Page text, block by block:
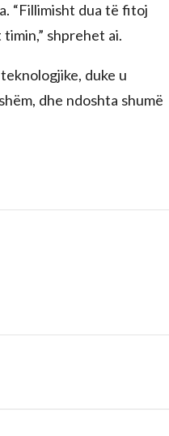
“Fillimisht dua të fitoj
shprehet ai.
duke u
dhe ndoshta shumë